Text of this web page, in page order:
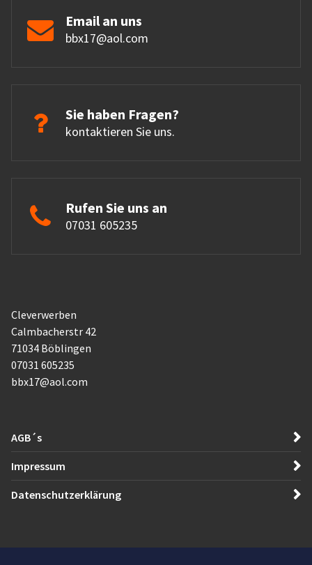
Email an uns
bbx17@aol.com
Sie haben Fragen?
kontaktieren Sie uns.
Rufen Sie uns an
07031 605235
Cleverwerben
Calmbacherstr 42
71034 Böblingen
07031 605235
bbx17@aol.com
AGB´s
Impressum
Datenschutzerklärung